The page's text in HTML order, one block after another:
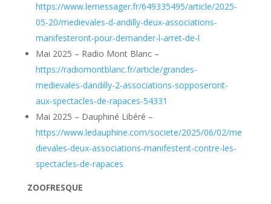
https://www.lemessager.fr/649335495/article/2025-
05-20/medievales-d-andilly-deux-associations-
manifesteront-pour-demander-l-arret-de-l
Mai 2025 – Radio Mont Blanc –
https://radiomontblanc.fr/article/grandes-
medievales-dandilly-2-associations-sopposeront-
aux-spectacles-de-rapaces-54331
Mai 2025 – Dauphiné Libéré –
https://www.ledauphine.com/societe/2025/06/02/me
dievales-deux-associations-manifestent-contre-les-
spectacles-de-rapaces
ZOOFRESQUE